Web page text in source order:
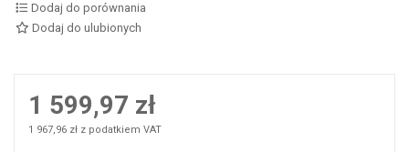
Dodaj do porównania
Dodaj do ulubionych
1 599,97 zł
1 967,96 zł z podatkiem VAT